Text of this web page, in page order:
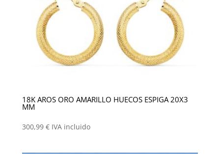
18K AROS ORO AMARILLO HUECOS ESPIGA 20X3
MM
300,99 € IVA incluido